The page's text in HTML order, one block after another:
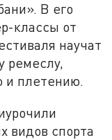
В его
классы от
научат
ремеслу,
и плетению.
видов спорта